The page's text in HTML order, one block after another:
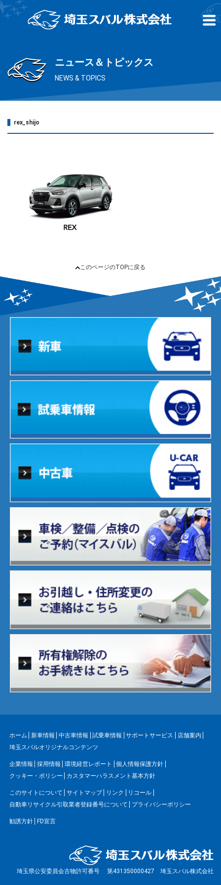
ニュース＆トピックス
NEWS & TOPICS
rex_shijo
このページのTOPに戻る
ホーム 新車情報 中古車情報 試乗車情報 サポートサービス
店舗案内
埼玉スバルオリジナルコンテンツ
企業情報 採用情報 環境経営レポート
個人情報保護方針
クッキー・ポリシー
カスタマーハラスメント基本方針
このサイトについて サイトマップ リンク
リコール
自動車リサイクル引取業者登録番号について
プライバシーポリシー
勧誘方針 FD宣言
埼玉県公安委員会古物許可番号 第431350000427 埼玉スバル株式会社